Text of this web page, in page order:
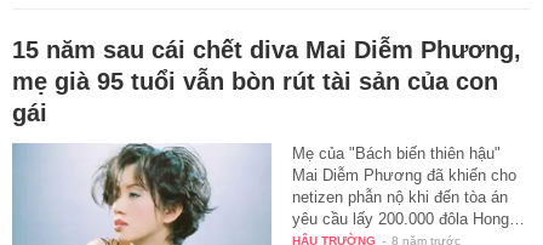
15 năm sau cái chết diva Mai Diễm Phương,
mẹ già 95 tuổi vẫn bòn rút tài sản của con
gái
Mẹ của "Bách biến thiên hậu"
Mai Diễm Phương đã khiến cho
netizen phẫn nộ khi đến tòa án
yêu cầu lấy 200.000 đôla Hong…
HẬU TRƯỜNG - 8 năm trước